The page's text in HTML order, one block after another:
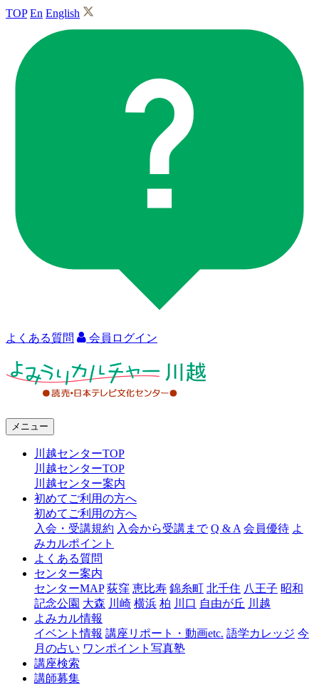
TOP En English
よくある質問 会員ログイン
ャ
越
メニュー
川越センターTOP
川越センターTOP
川越センター案内
初めてご利用の方へ
初めてご利用の方へ
入会・受講規約 入会から受講まで Q & A 会員優待 よ
みカルポイント
よくある質問
センター案内
センターMAP 荻窪 恵比寿 錦糸町 北千住 八王子 昭和
記念公園 大森 川崎 横浜 柏 川口 自由が丘 川越
よみカル情報
イベント情報 講座リポート・動画etc. 語学カレッジ 今
月の占い ワンポイント写真塾
講座検索
講師募集